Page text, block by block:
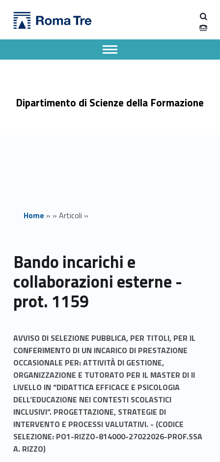
Bando incarichi e collaborazioni esterne - prot. 1159 - Dipartimento di Scienze della Formazione
Dipartimento di Scienze della Formazione dell'Università degli Studi Roma Tre
Dipartimento di Scienze della Formazione
Apri il menu secondario
Header info sidebar
Home » » Articoli »
Bando incarichi e
collaborazioni esterne -
prot. 1159
AVVISO DI SELEZIONE PUBBLICA, PER TITOLI, PER IL
CONFERIMENTO DI UN INCARICO DI PRESTAZIONE
OCCASIONALE PER: ATTIVITÀ DI GESTIONE,
ORGANIZZAZIONE E TUTORATO PER IL MASTER DI II
LIVELLO IN “DIDATTICA EFFICACE E PSICOLOGIA
DELL’EDUCAZIONE NEI CONTESTI SCOLASTICI
INCLUSIVI”. PROGETTAZIONE, STRATEGIE DI
INTERVENTO E PROCESSI VALUTATIVI. - (CODICE
SELEZIONE: PO1-RIZZO-814000-27022026-PROF.SSA
A. RIZZO)